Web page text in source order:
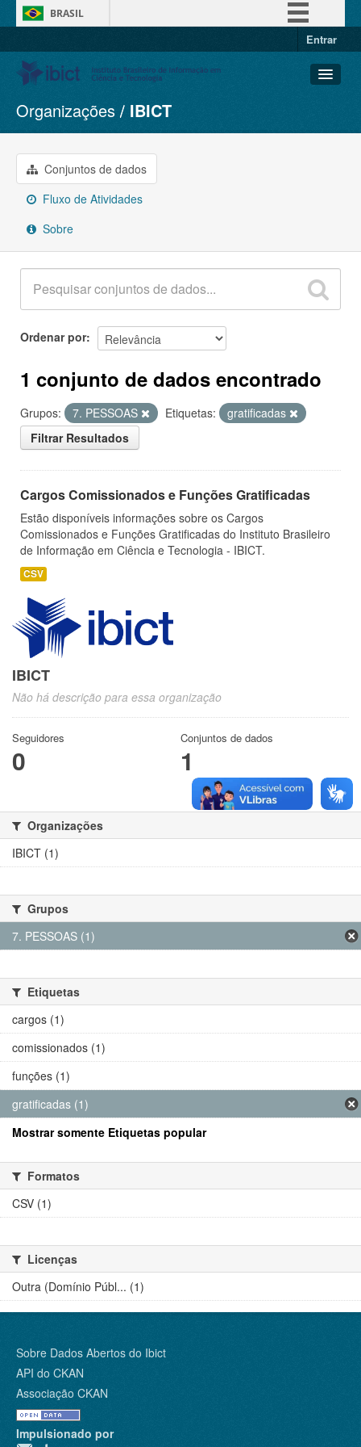
BRASIL
Entrar
Conjuntos de dados
Organizações
Grupos
Sobre
Organizações IBICT
Conjuntos de dados
Fluxo de Atividades
Sobre
Ordenar por
1 conjunto de dados encontrado
Grupos: 7. PESSOAS Etiquetas:
gratificadas
Filtrar Resultados
Cargos Comissionados e Funções Gratificadas
Estão disponíveis informações sobre os Cargos
Comissionados e Funções Gratificadas do Instituto Brasileiro
de Informação em Ciência e Tecnologia - IBICT.
CSV
IBICT
Não há descrição para essa organização
Seguidores
0
Conjuntos de dados
1
Organizações
IBICT (1)
Grupos
7. PESSOAS (1)
Etiquetas
cargos (1)
comissionados (1)
funções (1)
gratificadas (1)
Mostrar somente Etiquetas popular
Formatos
CSV (1)
Licenças
Outra (Domínio Públ... (1)
Sobre Dados Abertos do Ibict
API do CKAN
Associação CKAN
Impulsionado por